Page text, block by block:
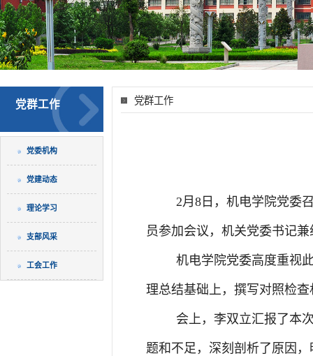
党群工作
党委机构
党建动态
理论学习
支部风采
工会工作
党群工作
2月8日，机电学院党委
员参加会议，机关党委书记
机电学院党委高度重视
理总结基础上，撰写对照检
会上，李双立汇报了本
题和不足，深刻剖析了原因